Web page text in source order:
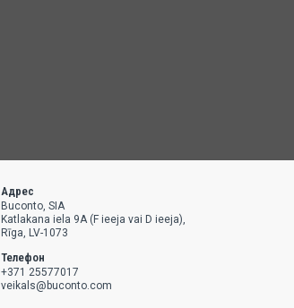
Адрес
Buconto, SIA
Katlakana iela 9A (F ieeja vai D ieeja),
Rīga, LV-1073
Телефон
+371 25577017
veikals@buconto.com